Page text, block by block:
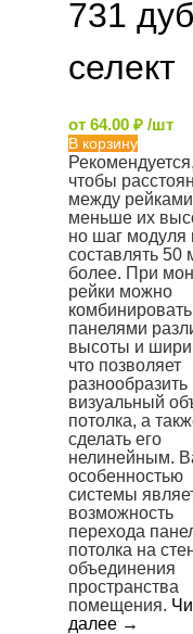
731 дуб
селект
от 64.00 ₽ /шт
В корзину
Рекомендуется,
чтобы
между
меньше их
но шаг модуля
составлять 50
более. При
рейки можно
панелями
высоты и
что позволяет
разнообразить
визуальный
потолка, а
сделать его
нелинейным.
особенностью
системы
возможность
перехода
потолка на
объединения
пространства
помещения.
далее →